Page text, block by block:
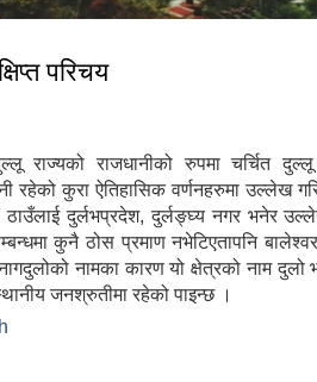
परिचय
राज्यको राजधानीको रुपमा चर्चित
रहेको कुरा ऐतिहासिक वर्णनहरुमा उल्लेख
ठाउँलाई दुर्लभप्रदेश, दुर्लङ्घ्य नगर भनेर
कुनै ठोस प्रमाण नभेटिएतापनि
नामका कारण यो क्षेत्रको नाम दुलो
जनश्रुतीमा रहेको पाइन्छ ।
संक्षिप्त परिचय